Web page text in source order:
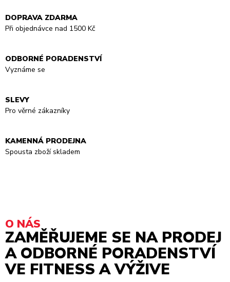
DOPRAVA ZDARMA
Při objednávce nad 1500 Kč
ODBORNÉ PORADENSTVÍ
Vyznáme se
SLEVY
Pro věrné zákazníky
KAMENNÁ PRODEJNA
Spousta zboží skladem
O NÁS
ZAMĚŘUJEME SE NA PRODEJ
A ODBORNÉ PORADENSTVÍ
VE FITNESS A VÝŽIVE